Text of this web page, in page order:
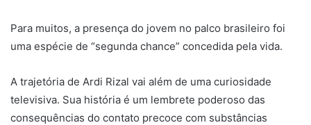
Para muitos, a presença do jovem no palco brasileiro foi
uma espécie de “segunda chance” concedida pela vida.
A trajetória de Ardi Rizal vai além de uma curiosidade
televisiva. Sua história é um lembrete poderoso das
consequências do contato precoce com substâncias